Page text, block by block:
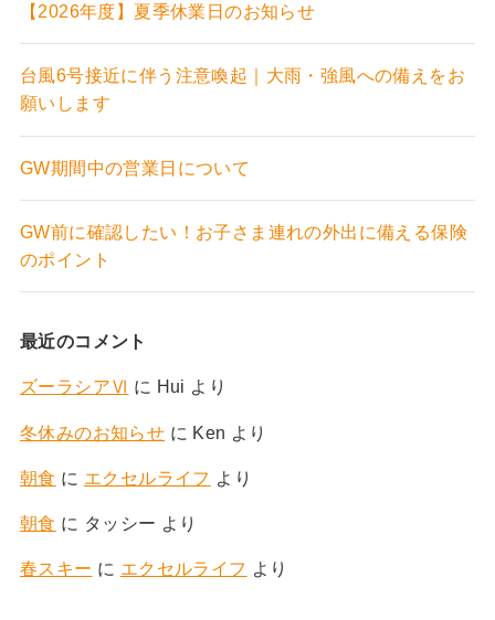
【2026年度】夏季休業日のお知らせ
台風6号接近に伴う注意喚起｜大雨・強風への備えをお
願いします
GW期間中の営業日について
GW前に確認したい！お子さま連れの外出に備える保険
のポイント
最近のコメント
ズーラシアⅥ に Hui より
冬休みのお知らせ に Ken より
朝食 に エクセルライフ より
朝食 に タッシー より
春スキー に エクセルライフ より